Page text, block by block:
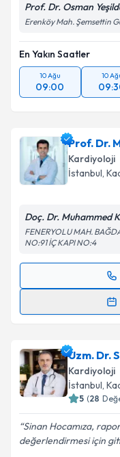
Prof. Dr. Osman
Erenköy Mah. Şemsettin
En Yakın Saatler
10 Ağu
09:00
10
Prof. Dr.
Kardiyoloji
İstanbul,
Doç. Dr. Muhammed
FENERYOLU MAH.
NO:91 İÇ KAPI NO:4
Randevu
için bir takvim
bilgilendireceğiz.
E-posta
Uzm. Dr.
Kardiyoloji
İstanbul,
5 (28
Sinan Hocamıza,
değerlendirmesi için